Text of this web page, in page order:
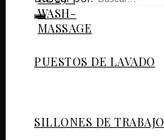
PUESTOS DE LAVADO
SILLONES DE TRABAJO